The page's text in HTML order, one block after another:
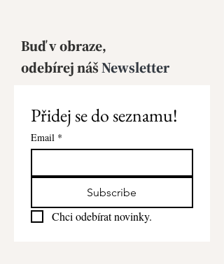
Buď v obraze,
odebírejnášNewsletter
Přidej se do seznamu!
Email *
Subscribe
Chci odebírat novinky.